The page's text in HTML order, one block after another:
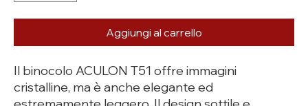
Aggiungi al carrello
Il binocolo ACULON T51 offre immagini
cristalline, ma è anche elegante ed